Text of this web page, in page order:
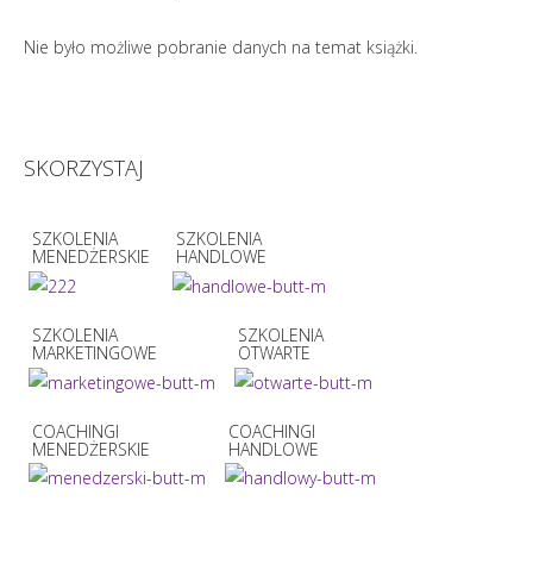
Nie było możliwe pobranie danych na temat książki.
SKORZYSTAJ
SZKOLENIA
MENEDŻERSKIE
SZKOLENIA
HANDLOWE
SZKOLENIA
MARKETINGOWE
SZKOLENIA
OTWARTE
COACHINGI
MENEDŻERSKIE
COACHINGI
HANDLOWE